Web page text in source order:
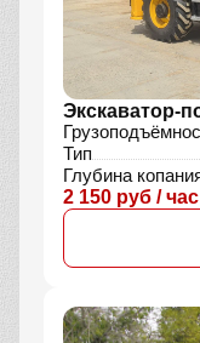
Экскаватор-
Тип
Глубина
2 150 руб / час